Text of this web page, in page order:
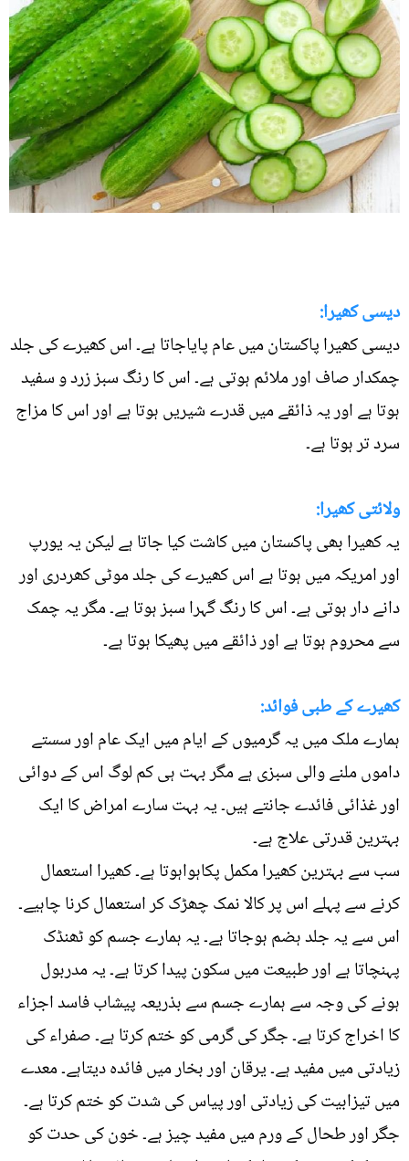
دیسی کھیرا:
دیسی کھیرا پاکستان میں عام پایاجاتا ہے۔ اس کھیرے کی جلد
چمکدار صاف اور ملائم ہوتی ہے۔ اس کا رنگ سبز زرد و سفید
ہوتا ہے اور یہ ذائقے میں قدرے شیریں ہوتا ہے اور اس کا مزاج
سرد تر ہوتا ہے۔
ولائتی کھیرا:
یہ کھیرا بھی پاکستان میں کاشت کیا جاتا ہے لیکن یہ یورپ
اور امریکہ میں ہوتا ہے اس کھیرے کی جلد موٹی کھردری اور
دانے دار ہوتی ہے۔ اس کا رنگ گہرا سبز ہوتا ہے۔ مگر یہ چمک
سے محروم ہوتا ہے اور ذائقے میں پھیکا ہوتا ہے۔
کھیرے کے طبی فوائد:
ہمارے ملک میں یہ گرمیوں کے ایام میں ایک عام اور سستے
داموں ملنے والی سبزی ہے مگر بہت ہی کم لوگ اس کے دوائی
اور غذائی فائدے جانتے ہیں۔ یہ بہت سارے امراض کا ایک
بہترین قدرتی علاج ہے۔
سب سے بہترین کھیرا مکمل پکاہواہوتا ہے۔ کھیرا استعمال
کرنے سے پہلے اس پر کالا نمک چھڑک کر استعمال کرنا چاہیے۔
اس سے یہ جلد ہضم ہوجاتا ہے۔ یہ ہمارے جسم کو ٹھنڈک
پہنچاتا ہے اور طبیعت میں سکون پیدا کرتا ہے۔ یہ مدربول
ہونے کی وجہ سے ہمارے جسم سے بذریعہ پیشاب فاسد اجزاء
کا اخراج کرتا ہے۔ جگر کی گرمی کو ختم کرتا ہے۔ صفراء کی
زیادتی میں مفید ہے۔ یرقان اور بخار میں فائدہ دیتاہے۔ معدے
میں تیزابیت کی زیادتی اور پیاس کی شدت کو ختم کرتا ہے۔
جگر اور طحال کے ورم میں مفید چیز ہے۔ خون کی حدت کو